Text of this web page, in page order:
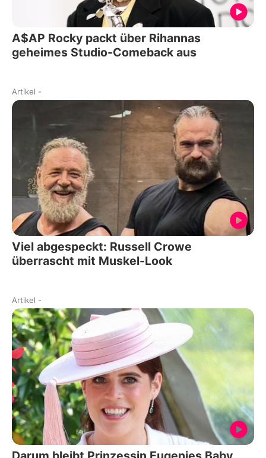
A$AP Rocky packt über Rihannas
geheimes Studio-Comeback aus
Artikel -
Viel abgespeckt: Russell Crowe
überrascht mit Muskel-Look
Artikel -